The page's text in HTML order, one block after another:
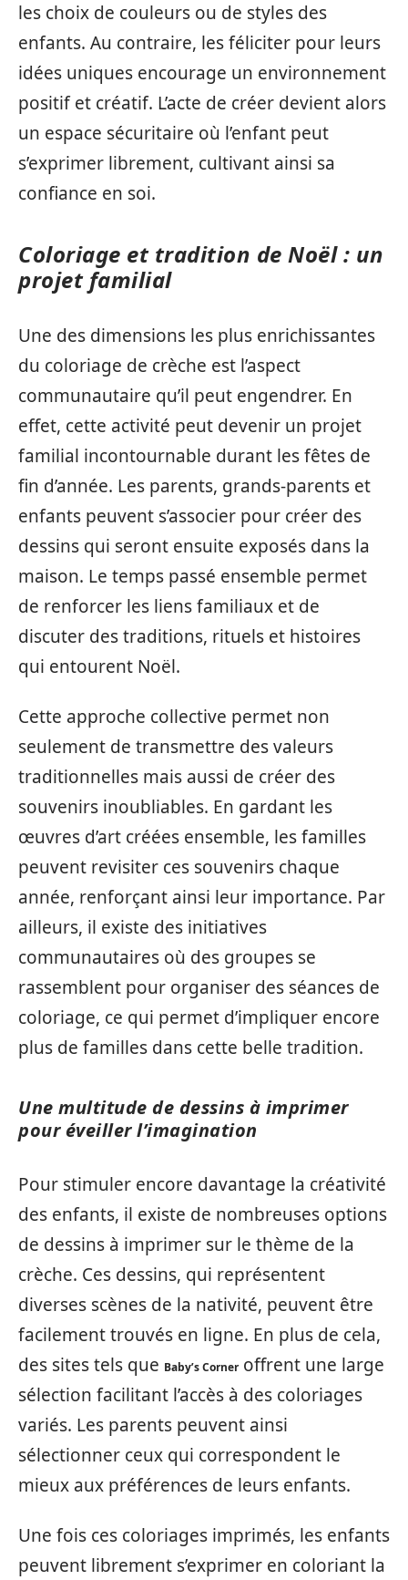
les choix de couleurs ou de styles des
enfants. Au contraire, les féliciter pour leurs
idées uniques encourage un environnement
positif et créatif. L’acte de créer devient alors
un espace sécuritaire où l’enfant peut
s’exprimer librement, cultivant ainsi sa
confiance en soi.
Coloriage et tradition de Noël : un
projet familial
Une des dimensions les plus enrichissantes
du coloriage de crèche est l’aspect
communautaire qu’il peut engendrer. En
effet, cette activité peut devenir un projet
familial incontournable durant les fêtes de
fin d’année. Les parents, grands-parents et
enfants peuvent s’associer pour créer des
dessins qui seront ensuite exposés dans la
maison. Le temps passé ensemble permet
de renforcer les liens familiaux et de
discuter des traditions, rituels et histoires
qui entourent Noël.
Cette approche collective permet non
seulement de transmettre des valeurs
traditionnelles mais aussi de créer des
souvenirs inoubliables. En gardant les
œuvres d’art créées ensemble, les familles
peuvent revisiter ces souvenirs chaque
année, renforçant ainsi leur importance. Par
ailleurs, il existe des initiatives
communautaires où des groupes se
rassemblent pour organiser des séances de
coloriage, ce qui permet d’impliquer encore
plus de familles dans cette belle tradition.
Une multitude de dessins à imprimer
pour éveiller l’imagination
Pour stimuler encore davantage la créativité
des enfants, il existe de nombreuses options
de dessins à imprimer sur le thème de la
crèche. Ces dessins, qui représentent
diverses scènes de la nativité, peuvent être
facilement trouvés en ligne. En plus de cela,
des sites tels que Baby’s Corneroffrent une large
sélection facilitant l’accès à des coloriages
variés. Les parents peuvent ainsi
sélectionner ceux qui correspondent le
mieux aux préférences de leurs enfants.
Une fois ces coloriages imprimés, les enfants
peuvent librement s’exprimer en coloriant la